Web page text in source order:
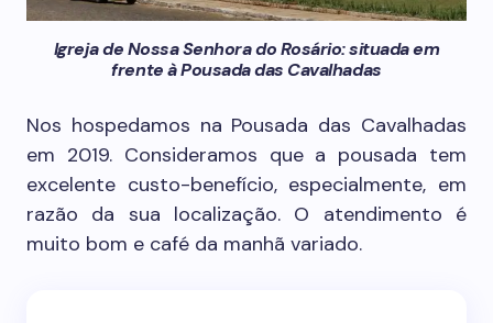
Igreja de Nossa Senhora do Rosário: situada em
frente à Pousada das Cavalhadas
Nos hospedamos na Pousada das Cavalhadas
em 2019. Consideramos que a pousada tem
excelente custo-benefício, especialmente, em
razão da sua localização. O atendimento é
muito bom e café da manhã variado.